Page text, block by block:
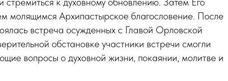
молящимся Архипастырское благословение. После
встреча осужденных с Главой Орловской
обстановке участники встречи смогли
вопросы о духовной жизни, покаянии, молитве и